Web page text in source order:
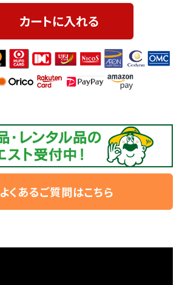
カートに入れる
よくあるご質問はこちら